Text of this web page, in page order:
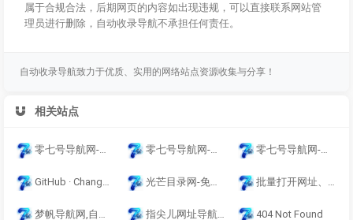
属于合规合法，后期网页的内容如出现违规，可以直接联系网站管
理员进行删除，自动收录导航不承担任何责任。
自动收录导航致力于优质、实用的网络站点资源收集与分享！
相关站点
零七号导航网-网址导航-收录网站-免费收录-自动秒收录-导航网站-提供免费源码 零七号导航网-网址导航-收录网站-免费收录-自动秒收录-导航网站-提供免费源码 零七号导航网-网址导航-收录网站-免费收录-自动秒收录-导航网站-提供免费源码
GitHub · Change is constant. GitHub keeps you ahead. · GitHub 光芒目录网-免费提供外链发布自动收录导航网,来路自动排第一。 批量打开网址、网页、网站（网址、超链接批量打开工具，如何批量一键快速打开多个网站、网页）
梦帆导航网,自动秒收录,QQ技术导航,导航天下,技术导航,娱乐网,小刀娱乐网,爱Q,QQ技术,QQ导航 指尖儿网址导航 - 人人都在用的上网导航网址大全 404 Not Found